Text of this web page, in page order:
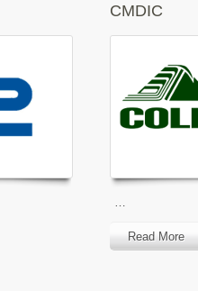
CMDIC
…
Read More